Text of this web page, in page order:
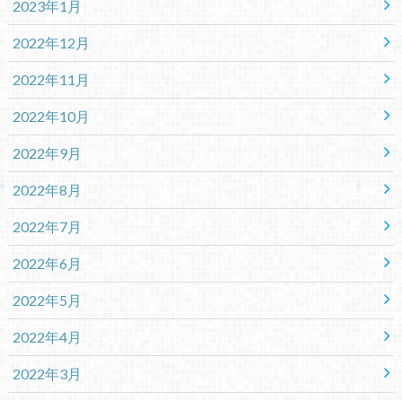
2023年1月
2022年12月
2022年11月
2022年10月
2022年9月
2022年8月
2022年7月
2022年6月
2022年5月
2022年4月
2022年3月